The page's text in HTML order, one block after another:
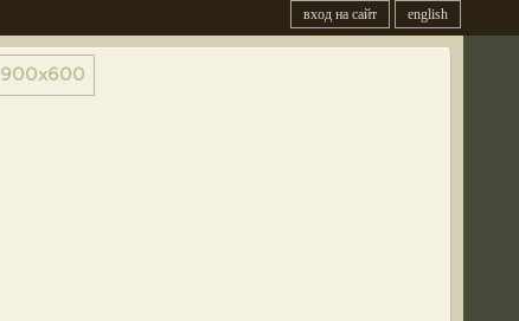
english
вход на сайт
900x600